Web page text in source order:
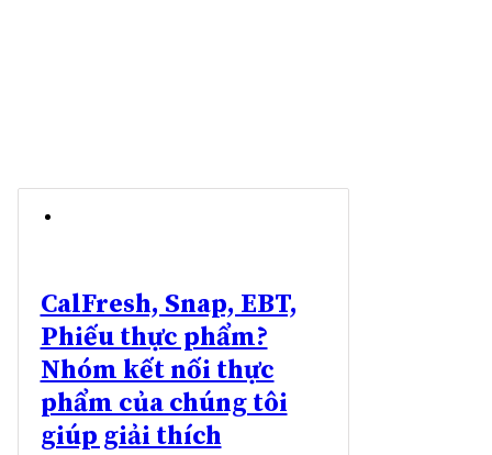
CalFresh, Snap, EBT,
Phiếu thực phẩm?
Nhóm kết nối thực
phẩm của chúng tôi
giúp giải thích